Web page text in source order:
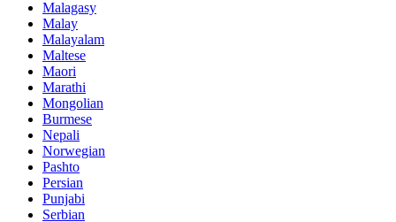
Malagasy
Malay
Malayalam
Maltese
Maori
Marathi
Mongolian
Burmese
Nepali
Norwegian
Pashto
Persian
Punjabi
Serbian